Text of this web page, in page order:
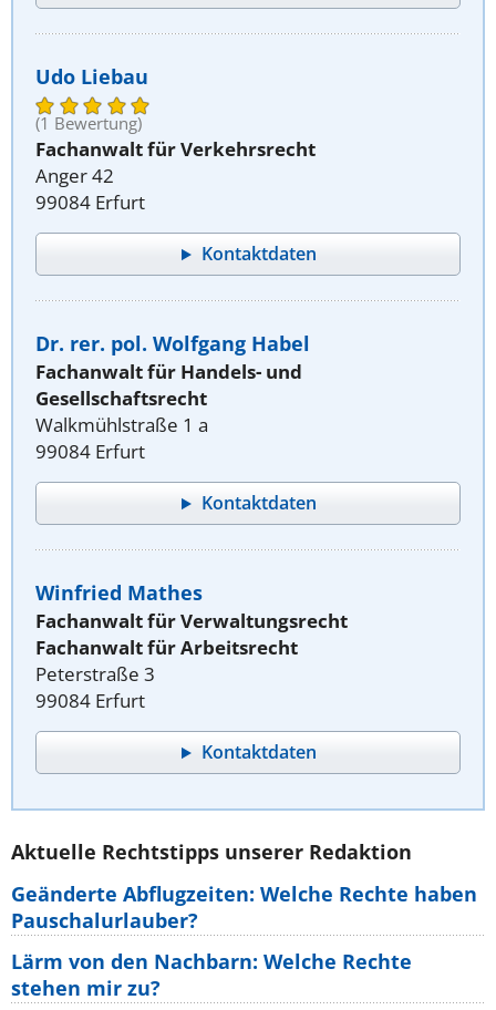
Udo Liebau
(1 Bewertung)
Fachanwalt für Verkehrsrecht
Anger 42
99084 Erfurt
Kontaktdaten
Dr. rer. pol. Wolfgang Habel
Fachanwalt für Handels- und
Gesellschaftsrecht
Walkmühlstraße 1 a
99084 Erfurt
Kontaktdaten
Winfried Mathes
Fachanwalt für Verwaltungsrecht
Fachanwalt für Arbeitsrecht
Peterstraße 3
99084 Erfurt
Kontaktdaten
Aktuelle Rechtstipps unserer Redaktion
Geänderte Abflugzeiten: Welche Rechte haben
Pauschalurlauber?
Lärm von den Nachbarn: Welche Rechte
stehen mir zu?